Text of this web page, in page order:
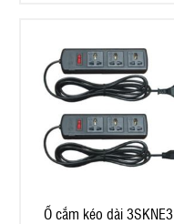
Ổ cắm kéo dài 3SKNE3